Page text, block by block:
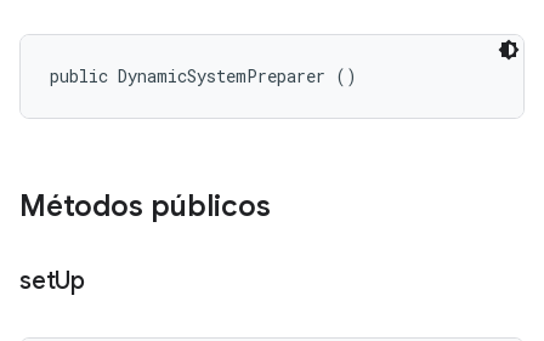
public DynamicSystemPreparer ()
Métodos públicos
setUp